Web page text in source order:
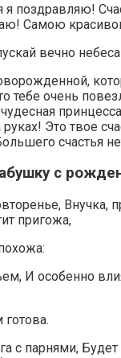
я поздравляю!
Самою
вечно
тебе очень
чудесная
Это твое
счастья
с
Внучка,
пригожа,
И особенно
с парнями,